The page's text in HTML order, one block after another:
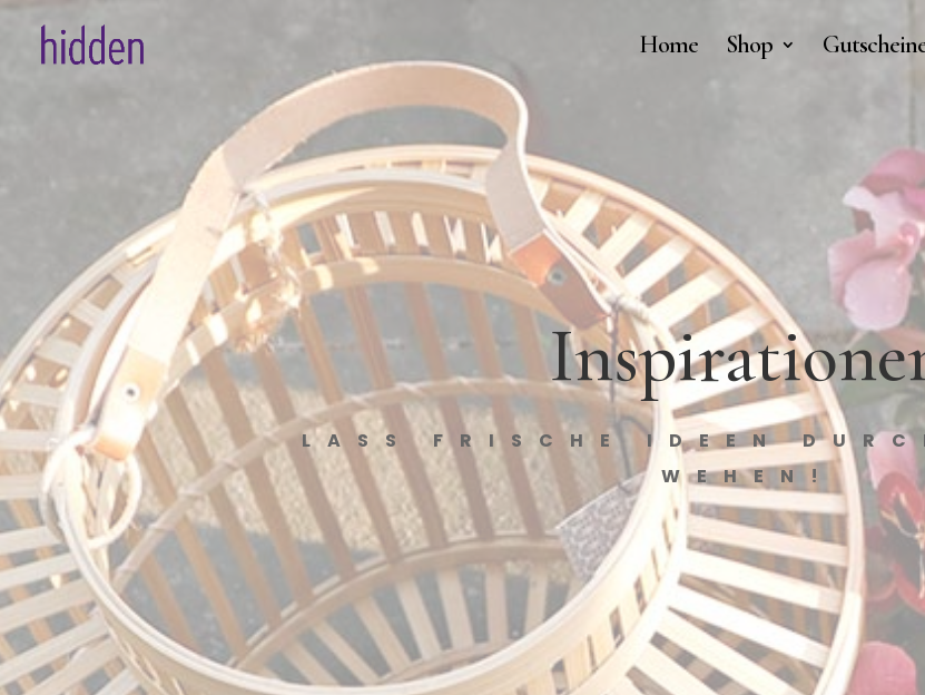
Home Shop
LASS FRISCHE IDEEN
WEHEN!